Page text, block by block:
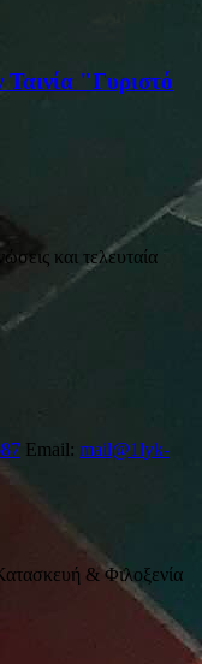
"Γυριστό
και τελευταία
Email: mail@1lyk-
& Φιλοξενία